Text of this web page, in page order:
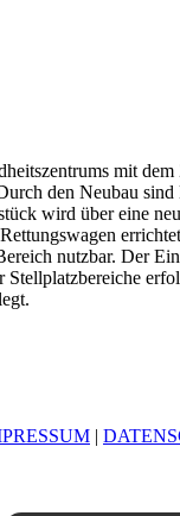
mit
den Neubau
wird über eine
nutzbar. Der
|